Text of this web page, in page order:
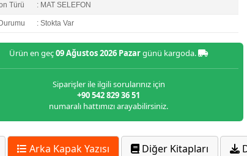
Türü : MAT SELEFON
: Stokta Var
Ürün en geç09 Ağustos 2026 Pazargünü kargoda.
Siparişler ile ilgili sorularınız için
+90 542 829 36 51
numaralı hattımızı arayabilirsiniz.
Arka Kapak Yazısı Diğer Kitapları